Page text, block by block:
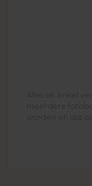
Alles ok. Enkel
meerdere
worden en dus